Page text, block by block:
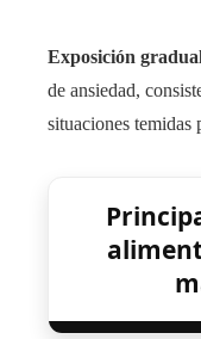
Exposición
de ansiedad,
situaciones temidas